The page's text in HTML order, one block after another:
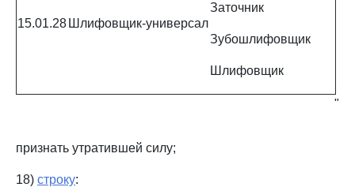
15.01.28 Шлифовщик-универсал
Заточник
Зубошлифовщик
Шлифовщик
"
признать утратившей силу;
18) строку: